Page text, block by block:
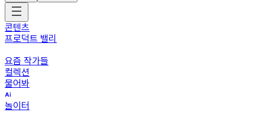
콘텐츠
프로덕트 밸리
요즘 작가들
컬렉션
물어봐
놀이터